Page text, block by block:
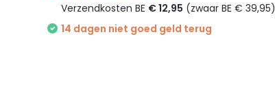
Verzendkosten BE € 12,95 (zwaar BE € 39,95)
14 dagen niet goed geld terug